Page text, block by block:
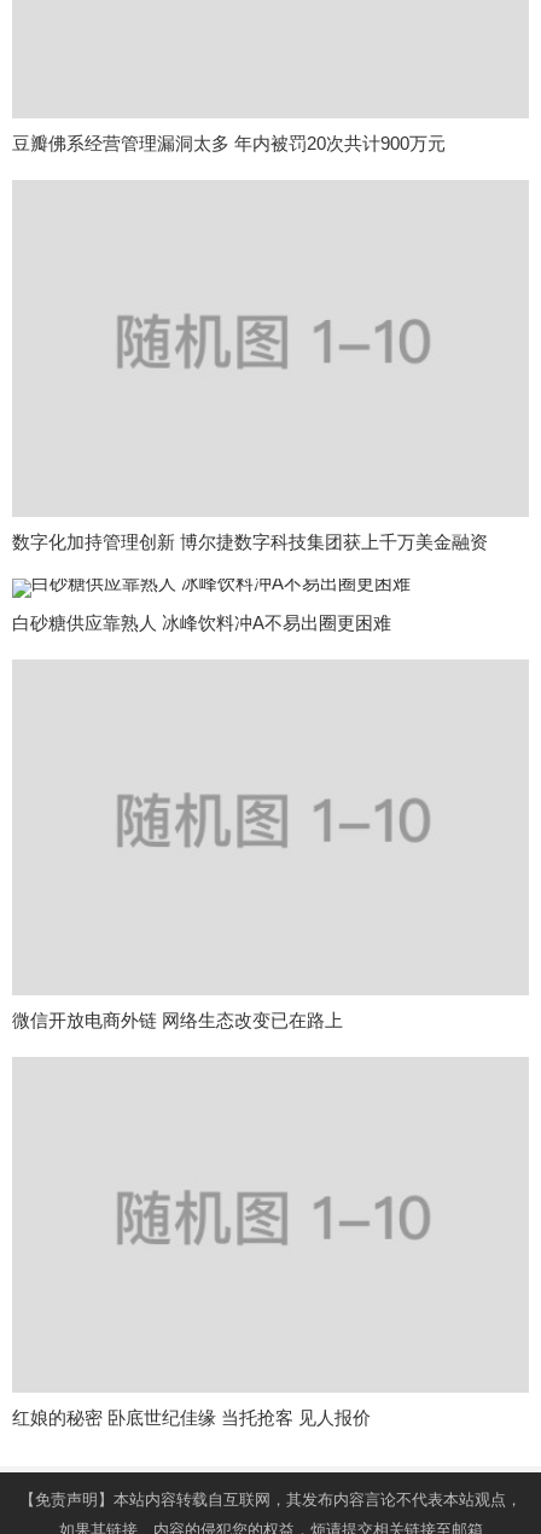
豆瓣佛系经营管理漏洞太多 年内被罚20次共计900万元
数字化加持管理创新 博尔捷数字科技集团获上千万美金融资
白砂糖供应靠熟人 冰峰饮料冲A不易出圈更困难
微信开放电商外链 网络生态改变已在路上
红娘的秘密 卧底世纪佳缘 当托抢客 见人报价
【免责声明】本站内容转载自互联网，其发布内容言论不代表本站观点，
如果其链接、内容的侵犯您的权益，烦请提交相关链接至邮箱